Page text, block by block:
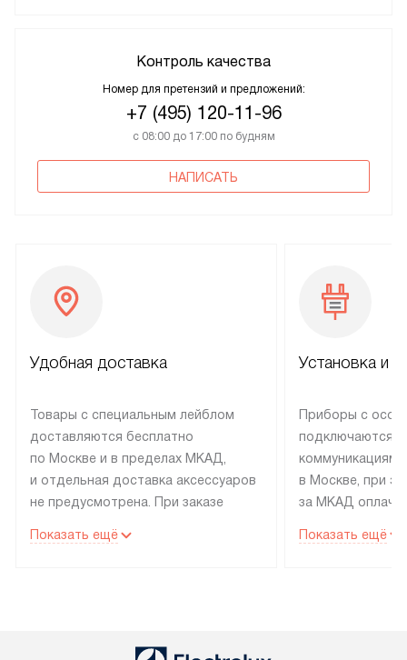
Контроль качества
Номер для претензий и предложений:
+7 (495) 120-11-96
с 08:00 до 17:00 по будням
НАПИСАТЬ
Удобная доставка
Товары с специальным лейблом
доставляются бесплатно
по Москве и в пределах МКАД,
и отдельная доставка аксессуаров
не предусмотрена. При заказе
рекомендуем обсудить
в течение трех дней. Если вам
Показать ещё
Установка и
Приборы с
подключаются к
коммуникациям
в Москве, при
за МКАД
партнера
Показать ещё